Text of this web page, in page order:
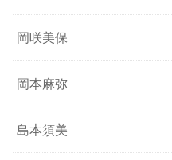
岡咲美保
岡本麻弥
島本須美